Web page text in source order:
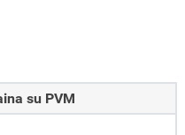
su PVM